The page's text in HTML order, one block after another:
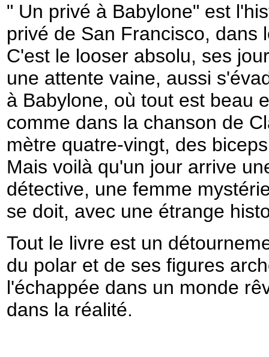
" Un privé à Babylone" est
privé de San Francisco, dans
C'est le looser absolu, ses
une attente vaine, aussi
à Babylone, où tout est beau
comme dans la chanson de
mètre quatre-vingt, des
Mais voilà qu'un jour arrive
détective, une femme
se doit, avec une étrange
Tout le livre est un
du polar et de ses figures
l'échappée dans un monde
dans la réalité.